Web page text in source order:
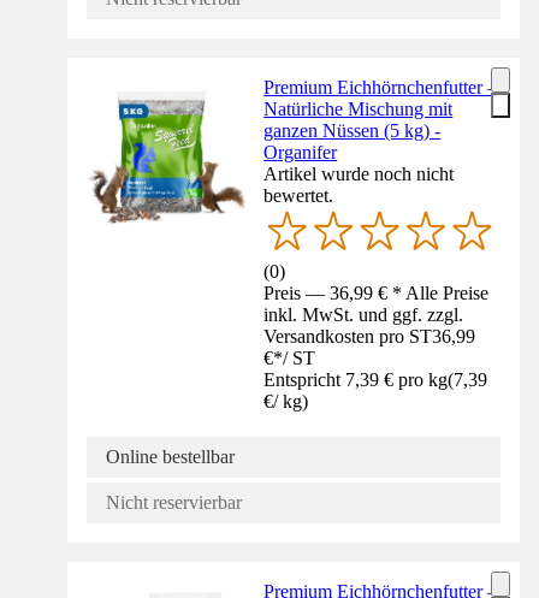
Premium Eichhörnchenfutter –
Natürliche Mischung mit
ganzen Nüssen (5 kg) -
Organifer
Artikel wurde noch nicht
bewertet.
(0)
Preis — 36,99 € * Alle Preise
inkl. MwSt. und ggf. zzgl.
Versandkosten pro ST36,99
€*/ ST
Entspricht 7,39 € pro kg(7,39
€/ kg)
Online bestellbar
Nicht reservierbar
Premium Eichhörnchenfutter –